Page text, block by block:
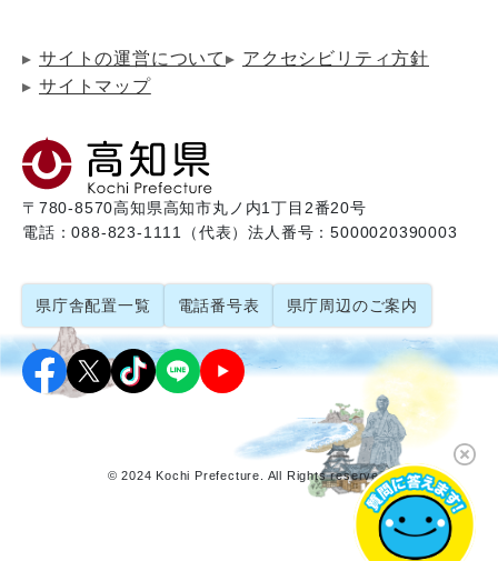
サイトの運営について
アクセシビリティ方針
サイトマップ
〒780-8570高知県高知市丸ノ内1丁目2番20号
電話：088-823-1111（代表）法人番号：5000020390003
県庁舎配置一覧 電話番号表 県庁周辺のご案内
© 2024 Kochi Prefecture. All Rights reserved.